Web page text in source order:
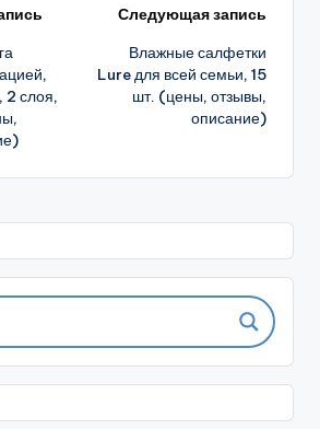
2 слоя,
Следующая запись
Влажные салфетки
Lure для всей семьи, 15
шт. (цены, отзывы,
описание)